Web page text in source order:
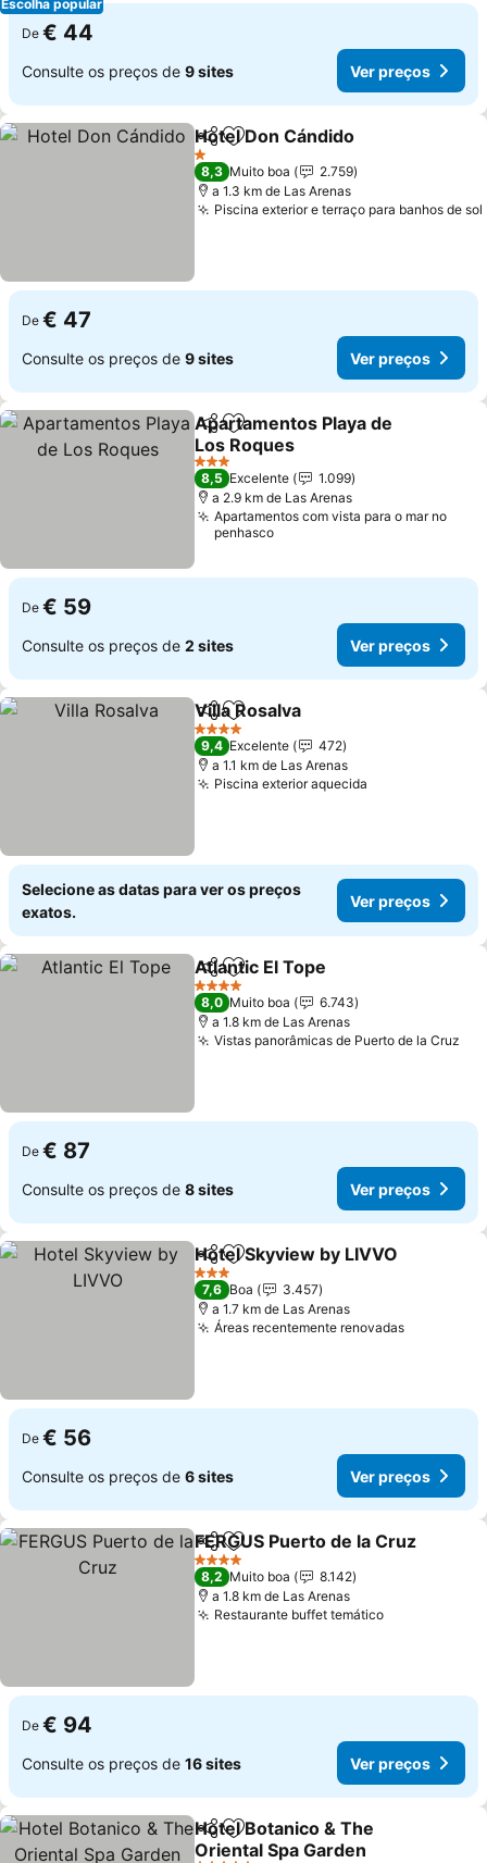
Escolha popular
De € 44
Consulte os preços de 9 sites Ver preços
PartilharAdicionar aos favoritos
Hotel Don Cándido
1 Estrelas
8,3 Muito boa
2.759
a 1.3 km de Las Arenas
Piscina exterior e terraço para banhos de sol
De € 47
Consulte os preços de 9 sites Ver preços
PartilharAdicionar aos favoritos
Apartamentos Playa de
Los Roques
3 Estrelas
8,5 Excelente
1.099
a 2.9 km de Las Arenas
Apartamentos com vista para o mar no
penhasco
De € 59
Consulte os preços de 2 sites Ver preços
PartilharAdicionar aos favoritos
Villa Rosalva
4 Estrelas
9,4 Excelente
472
a 1.1 km de Las Arenas
Piscina exterior aquecida
Selecione as datas para ver os preços
exatos.
Ver preços
PartilharAdicionar aos favoritos
Atlantic El Tope
4 Estrelas
8,0 Muito boa
6.743
a 1.8 km de Las Arenas
Vistas panorâmicas de Puerto de la Cruz
De € 87
Consulte os preços de 8 sites Ver preços
PartilharAdicionar aos favoritos
Hotel Skyview by LIVVO
3 Estrelas
7,6 Boa
3.457
a 1.7 km de Las Arenas
Áreas recentemente renovadas
De € 56
Consulte os preços de 6 sites Ver preços
PartilharAdicionar aos favoritos
FERGUS Puerto de la Cruz
4 Estrelas
8,2 Muito boa
8.142
a 1.8 km de Las Arenas
Restaurante buffet temático
De € 94
Consulte os preços de 16 sites Ver preços
PartilharAdicionar aos favoritos
Hotel Botanico & The
Oriental Spa Garden